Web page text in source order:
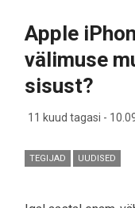
AVALIKKUSE
Apple
välimuse
sisust?
11 kuud tagasi -
TEGIJAD UUDISED